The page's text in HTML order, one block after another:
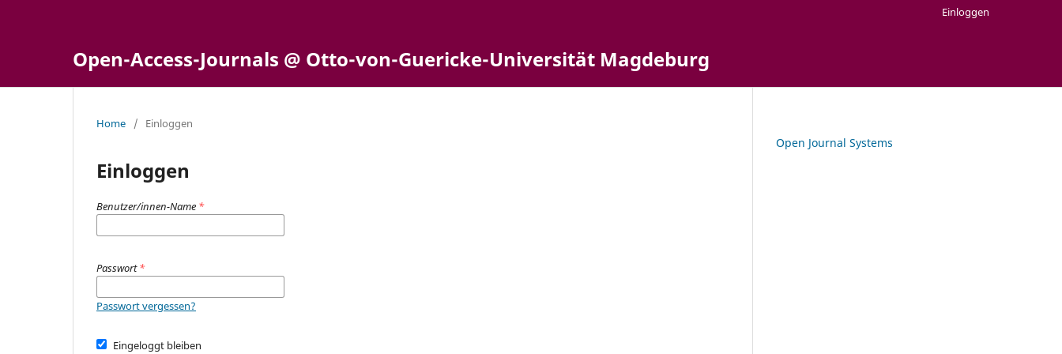
Open-Access-Journals @ Otto-von-Guericke-Universität Magdeburg
Einloggen
Home / Einloggen
Einloggen
Benutzer/innen-Name *
Passwort*
Passwort vergessen?
Eingeloggt bleiben
Open Journal Systems